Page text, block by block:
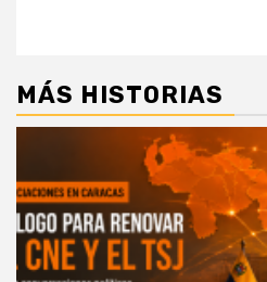
MÁS HISTORIAS